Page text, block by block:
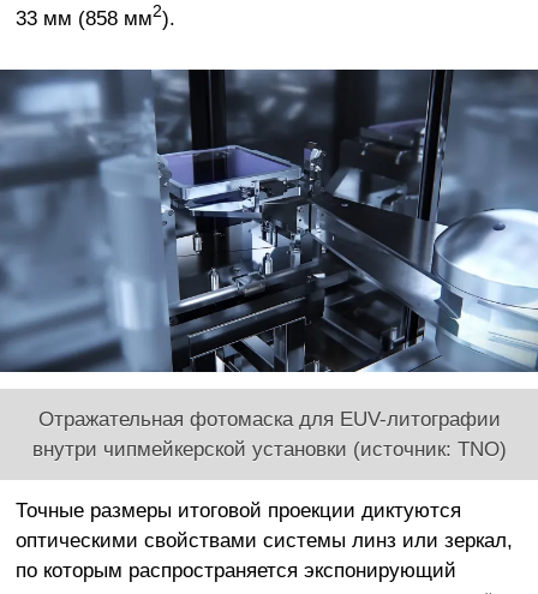
33 мм (858 мм2).
Отражательная фотомаска для EUV-литографии
внутри чипмейкерской установки (источник: TNO)
Точные размеры итоговой проекции диктуются
оптическими свойствами системы линз или зеркал,
по которым распространяется экспонирующий